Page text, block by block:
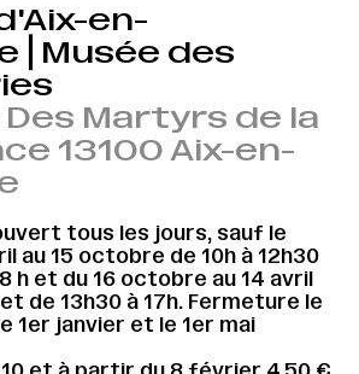
en-
des
Des Martyrs de la
13100 Aix-en-
tous les jours, sauf le
au 15 octobre de 10h à 12h30
h et du 16 octobre au 14 avril
de 13h30 à 17h. Fermeture le
1er janvier et le 1er mai